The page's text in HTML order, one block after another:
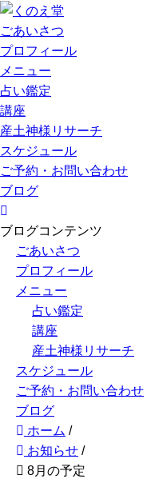
ごあいさつ
プロフィール
メニュー
占い鑑定
講座
産土神様リサーチ
スケジュール
ご予約・お問い合わせ
ブログ
ブログコンテンツ
ごあいさつ
プロフィール
メニュー
占い鑑定
講座
産土神様リサーチ
スケジュール
ご予約・お問い合わせ
ブログ
ホーム /
お知らせ /
8月の予定